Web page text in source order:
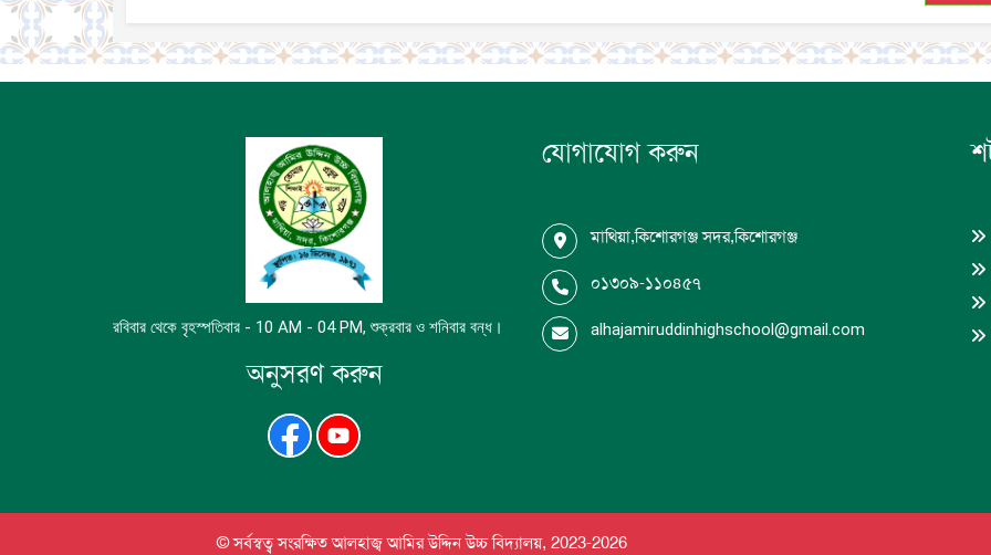
রবিবার থেকে বৃহস্পতিবার - 10 AM - 04 PM, শুক্রবার ও শনিবার বন্ধ।
অনুসরণ করুন
যোগাযোগ করুন
মাথিয়া,কিশোরগঞ্জ সদর,কিশোরগঞ্জ
০১৩০৯-১১০৪৫৭
alhajamiruddinhighschool@gmail.com
© সর্বস্বত্ব সংরক্ষিত আলহাজ্ব আমির উদ্দিন উচ্চ বিদ্যালয়, 2023-2026